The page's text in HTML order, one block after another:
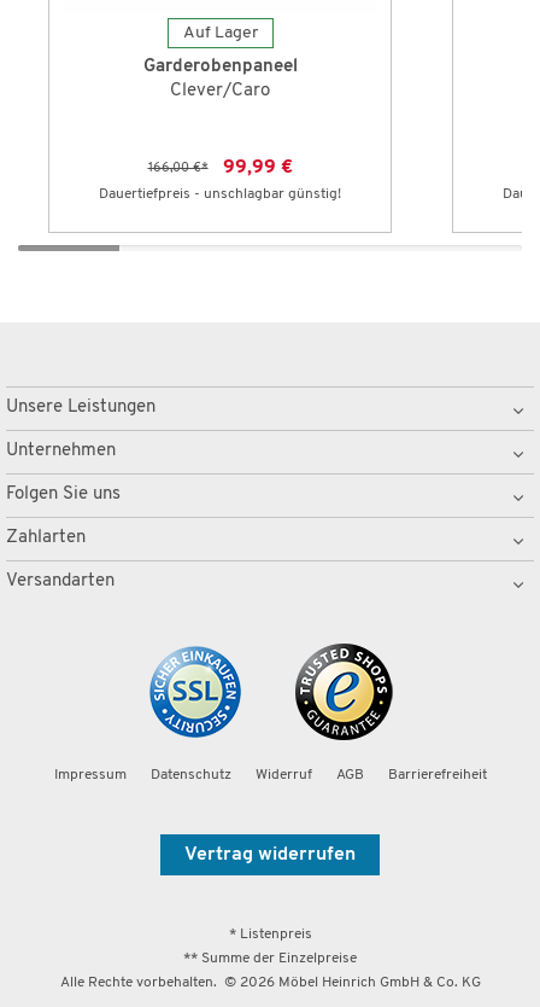
Auf Lager
Garderobenpaneel
Clever/Caro
166,00 €* 99,99 €
Dauertiefpreis - unschlagbar günstig!
Unsere Leistungen
Unternehmen
Folgen Sie uns
Zahlarten
Versandarten
Impressum Datenschutz Widerruf AGB Barrierefreiheit
Vertrag widerrufen
* Listenpreis
** Summe der Einzelpreise
Alle Rechte vorbehalten. © 2026Möbel Heinrich GmbH & Co. KG